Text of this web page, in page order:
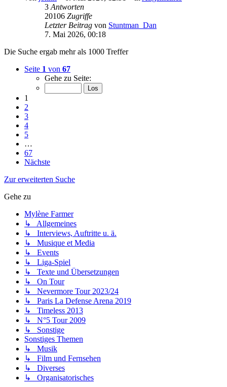
3 Antworten
20106 Zugriffe
Letzter Beitrag von Stuntman_Dan
7. Mai 2026, 00:18
Die Suche ergab mehr als 1000 Treffer
Seite 1 von 67
Gehe zu Seite:
1
2
3
4
5
…
67
Nächste
Zur erweiterten Suche
Gehe zu
Mylène Farmer
↳ Allgemeines
↳ Interviews, Auftritte u. ä.
↳ Musique et Media
↳ Events
↳ Liga-Spiel
↳ Texte und Übersetzungen
↳ On Tour
↳ Nevermore Tour 2023/24
↳ Paris La Defense Arena 2019
↳ Timeless 2013
↳ N°5 Tour 2009
↳ Sonstige
Sonstiges Themen
↳ Musik
↳ Film und Fernsehen
↳ Diverses
↳ Organisatorisches